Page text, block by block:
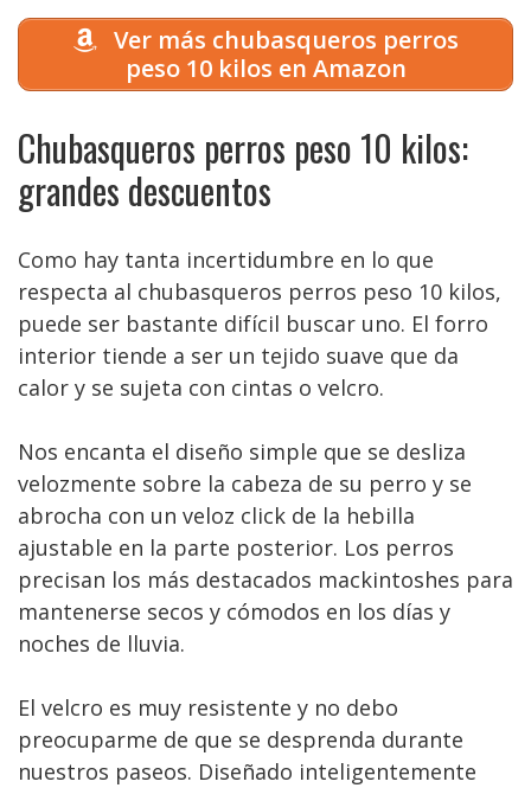
Ver más chubasqueros perros
peso 10 kilos en Amazon
Chubasqueros perros peso 10 kilos:
grandes descuentos
Como hay tanta incertidumbre en lo que
respecta al chubasqueros perros peso 10 kilos,
puede ser bastante difícil buscar uno. El forro
interior tiende a ser un tejido suave que da
calor y se sujeta con cintas o velcro.
Nos encanta el diseño simple que se desliza
velozmente sobre la cabeza de su perro y se
abrocha con un veloz click de la hebilla
ajustable en la parte posterior. Los perros
precisan los más destacados mackintoshes para
mantenerse secos y cómodos en los días y
noches de lluvia.
El velcro es muy resistente y no debo
preocuparme de que se desprenda durante
nuestros paseos. Diseñado inteligentemente